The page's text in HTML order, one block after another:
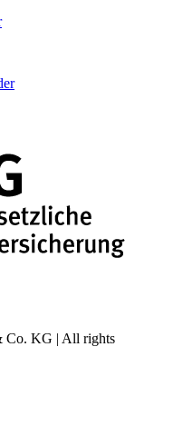
Co. KG | All rights